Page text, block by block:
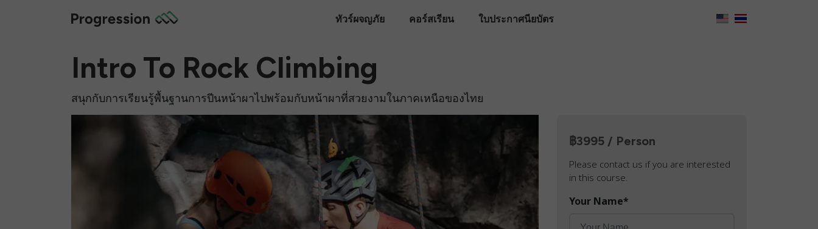
ทัวร์ผจญภัย คอร์สเรียน ใบประกาศนียบัตร
Intro To Rock Climbing
สนุกกับการเรียนรู้พื้นฐานการปีนหน้าผาไปพร้อมกับหน้าผาที่สวยงามในภาคเหนือของไทย
฿3995 / Person
Please contact us if you are interested
in this course.
Your Name*